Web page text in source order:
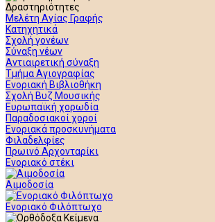
Δραστηριότητες
Μελέτη Αγίας Γραφής
Κατηχητικά
Σχολή γονέων
Σύναξη νέων
Αντιαιρετική σύναξη
Τμήμα Αγιογραφίας
Ενοριακή Βιβλιοθήκη
Σχολή Βυζ Μουσικής
Ευρωπαϊκή χορωδία
Παραδοσιακοί χοροί
Ενοριακά προσκυνήματα
Φιλαδελφίες
Πρωινό Αρχονταρίκι
Ενοριακό στέκι
Αιμοδοσία
Ενοριακό Φιλόπτωχο